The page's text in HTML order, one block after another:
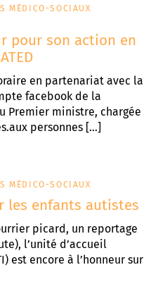
MÉDICO-SOCIAUX
pour son action en
en partenariat avec la
facebook de la
Premier ministre, chargée
personnes […]
MÉDICO-SOCIAUX
les enfants autistes
picard, un reportage
l’unité d’accueil
est encore à l’honneur sur